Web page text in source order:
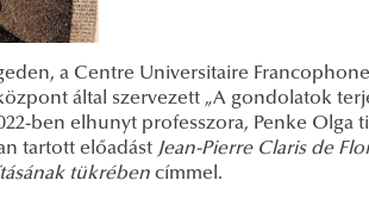
a Centre Universitaire
által szervezett „A gondolatok
ben elhunyt professzora, Penke
tartott előadást Jean-Pierre Claris de
tükrében címmel.